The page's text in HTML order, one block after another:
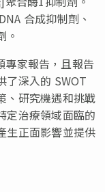
合成抑制劑、
。
家報告，且報告
了深入的 SWOT
、研究機遇和挑戰
定治療領域面臨的
生正面影響並提供